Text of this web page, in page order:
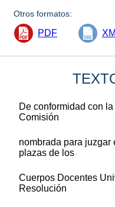
Otros formatos:
PDF
De conformidad con
Comisión
nombrada para
plazas de los
Cuerpos Docentes
Resolución